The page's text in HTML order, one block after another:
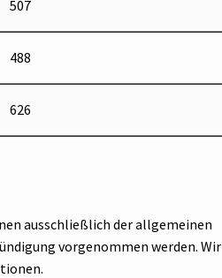
507
488
626
ausschließlich der allgemeinen
vorgenommen werden. Wir